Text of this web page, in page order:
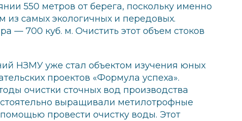
550 метров от берега, поскольку именно
из самых экологичных и передовых.
— 700 куб. м. Очистить этот объем стоков
НЗМУ уже стал объектом изучения юных
проектов «Формула успеха».
очистки сточных вод производства
выращивали метилотрофные
провести очистку воды. Этот